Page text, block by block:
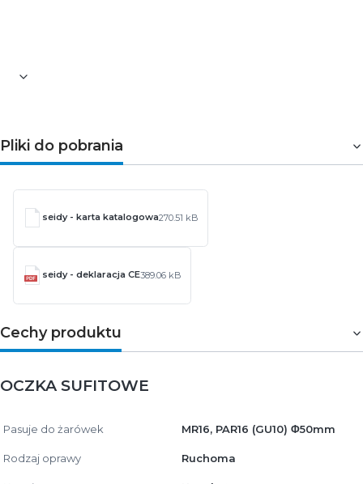
Pliki do pobrania
seidy - karta katalogowa270.51 kB
seidy - deklaracja CE389.06 kB
Cechy produktu
OCZKA SUFITOWE
Pasuje do żarówek MR16, PAR16 (GU10) Φ50mm
Rodzaj oprawy Ruchoma